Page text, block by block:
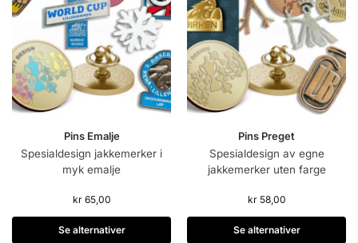
Pins Emalje
Spesialdesign jakkemerker i
myk emalje
kr65,00
Se alternativer
Pins Preget
Spesialdesign av egne
jakkemerker uten farge
kr58,00
Se alternativer